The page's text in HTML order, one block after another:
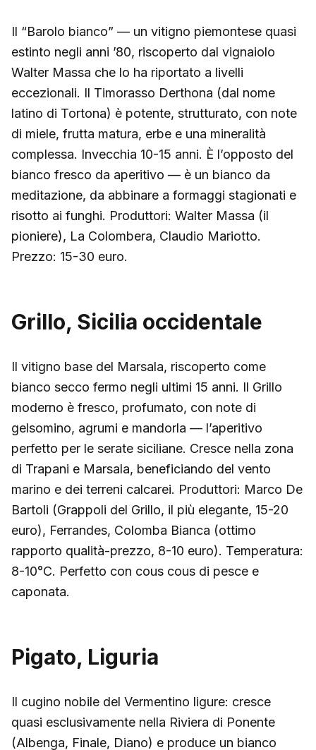
Il “Barolo bianco” — un vitigno piemontese quasi
estinto negli anni ’80, riscoperto dal vignaiolo
Walter Massa che lo ha riportato a livelli
eccezionali. Il Timorasso Derthona (dal nome
latino di Tortona) è potente, strutturato, con note
di miele, frutta matura, erbe e una mineralità
complessa. Invecchia 10-15 anni. È l’opposto del
bianco fresco da aperitivo — è un bianco da
meditazione, da abbinare a formaggi stagionati e
risotto ai funghi. Produttori: Walter Massa (il
pioniere), La Colombera, Claudio Mariotto.
Prezzo: 15-30 euro.
Grillo, Sicilia occidentale
Il vitigno base del Marsala, riscoperto come
bianco secco fermo negli ultimi 15 anni. Il Grillo
moderno è fresco, profumato, con note di
gelsomino, agrumi e mandorla — l’aperitivo
perfetto per le serate siciliane. Cresce nella zona
di Trapani e Marsala, beneficiando del vento
marino e dei terreni calcarei. Produttori: Marco De
Bartoli (Grappoli del Grillo, il più elegante, 15-20
euro), Ferrandes, Colomba Bianca (ottimo
rapporto qualità-prezzo, 8-10 euro). Temperatura:
8-10°C. Perfetto con cous cous di pesce e
caponata.
Pigato, Liguria
Il cugino nobile del Vermentino ligure: cresce
quasi esclusivamente nella Riviera di Ponente
(Albenga, Finale, Diano) e produce un bianco